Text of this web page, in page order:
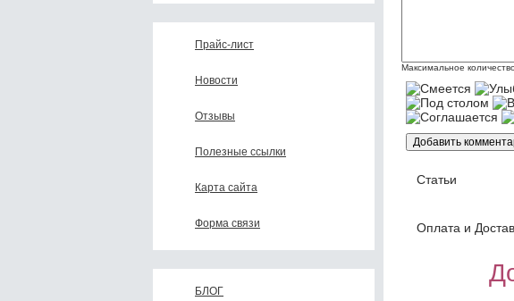
Прайс-лист
Новости
Отзывы
Полезные ссылки
Карта сайта
Форма связи
БЛОГ
Максимальное
Статьи
Оплата и